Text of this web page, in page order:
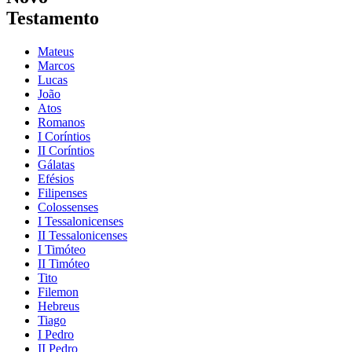
Testamento
Mateus
Marcos
Lucas
João
Atos
Romanos
I Coríntios
II Coríntios
Gálatas
Efésios
Filipenses
Colossenses
I Tessalonicenses
II Tessalonicenses
I Timóteo
II Timóteo
Tito
Filemon
Hebreus
Tiago
I Pedro
II Pedro